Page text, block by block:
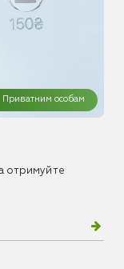
Приватним особам
отримуйте